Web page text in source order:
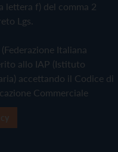
lettera f) del comma 2
Lgs.
Italiana
allo IAP (Istituto
accettando il Codice di
Commerciale